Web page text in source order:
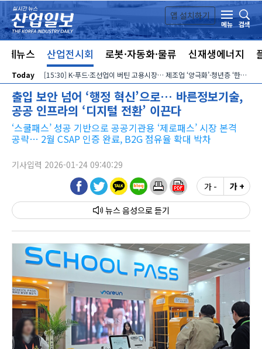
본문 바로가기
앱 설치하기
메뉴
검색
체뉴스 산업전시회 로봇·자동화·물류 신재생에너지
Today [15:30] K-푸드·조선업이 버틴 고용시장… 제조업 ‘양극화’·청년층 ‘한파’ 지속
출입 보안 넘어 ‘행정 혁신’으로… 바른정보기술,
공공 인프라의 ‘디지털 전환’ 이끈다
‘스쿨패스’ 성공 기반으로 공공기관용 ‘제로패스’ 시장 본격
공략… 2월 CSAP 인증 완료, B2G 점유율 확대 박차
기사입력 2026-01-24 09:40:29
뉴스 음성
가 - 가 +